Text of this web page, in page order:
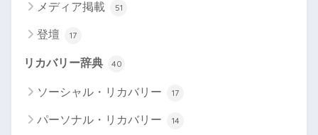
メディア掲載 51
登壇 17
リカバリー辞典 40
ソーシャル・リカバリー 17
パーソナル・リカバリー 14